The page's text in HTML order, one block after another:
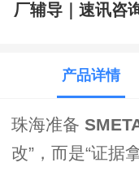
厂辅导｜速讯咨
产品详情
珠海准备
改”，而是“证据